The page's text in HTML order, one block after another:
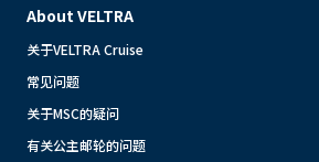
About VELTRA
关于VELTRA Cruise
常见问题
关于MSC的疑问
有关公主邮轮的问题